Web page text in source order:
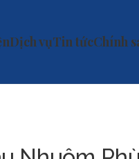
Dịch vụTin tứcChính